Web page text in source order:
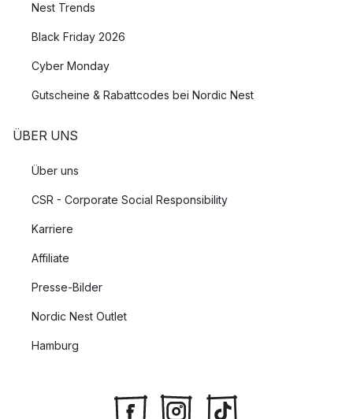
Nest Trends
Black Friday 2026
Cyber Monday
Gutscheine & Rabattcodes bei Nordic Nest
ÜBER UNS
Über uns
CSR - Corporate Social Responsibility
Karriere
Affiliate
Presse-Bilder
Nordic Nest Outlet
Hamburg